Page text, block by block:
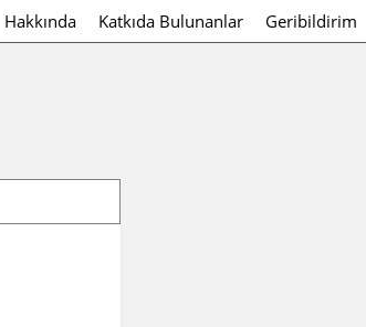
Hakkında Katkıda Bulunanlar Geribildirim